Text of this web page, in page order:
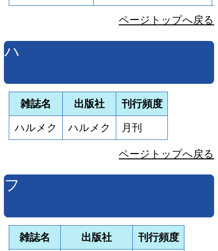
ページトップへ戻る
ハ
雑誌名 出版社 刊行頻度
ハルメク ハルメク 月刊
ページトップへ戻る
フ
雑誌名 出版社 刊行頻度